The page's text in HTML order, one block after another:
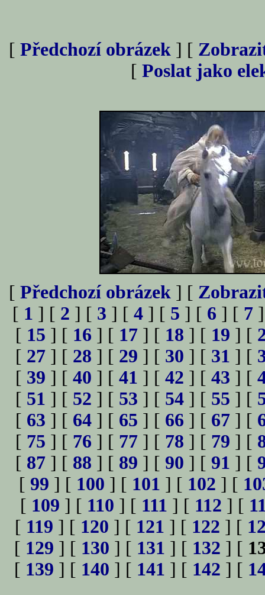
[ Předchozí obrázek ] [
[ Poslat jako
[ Předchozí obrázek ] [
[ 1 ] [ 2 ] [ 3 ] [ 4 ] [ 5 ] [ 6 ] [ 7
[ 15 ] [ 16 ] [ 17 ] [ 18 ] [ 19 ] [
[ 27 ] [ 28 ] [ 29 ] [ 30 ] [ 31 ] [
[ 39 ] [ 40 ] [ 41 ] [ 42 ] [ 43 ] [
[ 51 ] [ 52 ] [ 53 ] [ 54 ] [ 55 ] [
[ 63 ] [ 64 ] [ 65 ] [ 66 ] [ 67 ] [
[ 75 ] [ 76 ] [ 77 ] [ 78 ] [ 79 ] [
[ 87 ] [ 88 ] [ 89 ] [ 90 ] [ 91 ] [
[ 99 ] [ 100 ] [ 101 ] [ 102 ] [
[ 109 ] [ 110 ] [ 111 ] [ 112 ] [
[ 119 ] [ 120 ] [ 121 ] [ 122 ] [
[ 129 ] [ 130 ] [ 131 ] [ 132 ] [
[ 139 ] [ 140 ] [ 141 ] [ 142 ] [